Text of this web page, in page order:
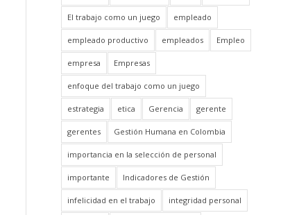
El trabajo como un juego empleado
empleado productivo empleados Empleo
empresa Empresas
enfoque del trabajo como un juego
estrategia etica Gerencia gerente
gerentes Gestión Humana en Colombia
importancia en la selección de personal
importante Indicadores de Gestión
infelicidad en el trabajo integridad personal